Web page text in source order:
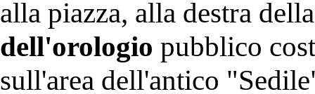
alla piazza, alla destra
dell'orologio pubblico
sull'area dell'antico